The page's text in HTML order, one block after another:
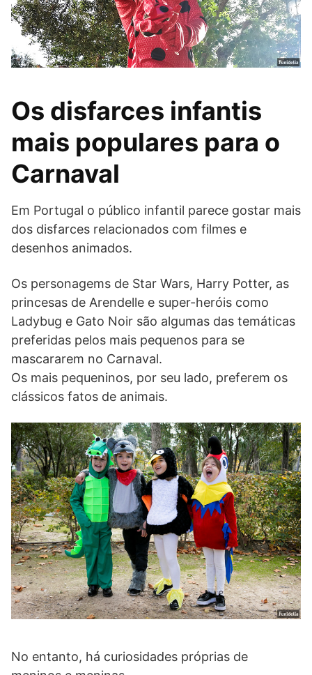
Os disfarces infantis
mais populares para o
Carnaval
Em Portugal o público infantil parece gostar mais
dos disfarces relacionados com filmes e
desenhos animados.
Os personagems de Star Wars, Harry Potter, as
princesas de Arendelle e super-heróis como
Ladybug e Gato Noir são algumas das temáticas
preferidas pelos mais pequenos para se
mascararem no Carnaval.
Os mais pequeninos, por seu lado, preferem os
clássicos fatos de animais.
No entanto, há curiosidades próprias de